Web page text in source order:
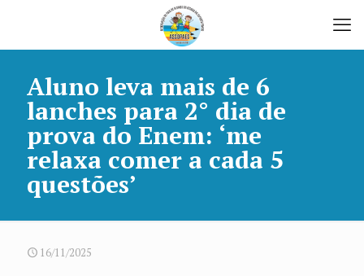
Aluno leva mais de 6
lanches para 2° dia de
prova do Enem: ‘me
relaxa comer a cada 5
questões’
16/11/2025